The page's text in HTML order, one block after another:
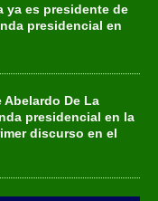
ya es presidente de
presidencial en
De La
presidencial en la
discurso en el